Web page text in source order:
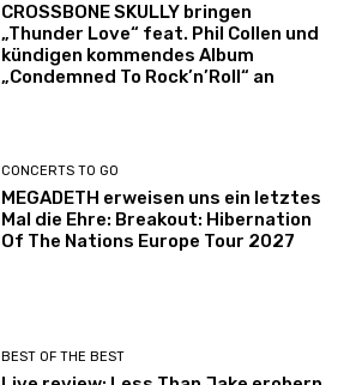
CROSSBONE SKULLY bringen
„Thunder Love“ feat. Phil Collen und
kündigen kommendes Album
„Condemned To Rock’n’Roll“ an
CONCERTS TO GO
MEGADETH erweisen uns ein letztes
Mal die Ehre: Breakout: Hibernation
Of The Nations Europe Tour 2027
BEST OF THE BEST